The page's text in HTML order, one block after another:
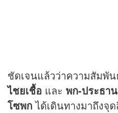
ชัดเจนแล้วว่าความสัมพัน
ไชยเชื้อ และ พก-ประธา
โซพกได้เดินทางมาถึงจุ